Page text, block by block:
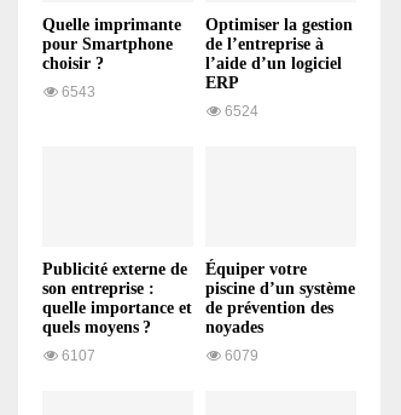
Quelle imprimante
pour Smartphone
choisir ?
6543
Optimiser la gestion
de l’entreprise à
l’aide d’un logiciel
ERP
6524
Publicité externe de
son entreprise :
quelle importance et
quels moyens ?
6107
Équiper votre
piscine d’un système
de prévention des
noyades
6079